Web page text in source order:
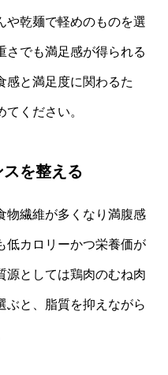
や乾麺で軽めのものを選
さでも満足感が得られる
感と満足度に関わるた
ください。
を整える
物繊維が多くなり満腹感
低カロリーかつ栄養価が
源としては鶏肉のむね肉
ぶと、脂質を抑えながら